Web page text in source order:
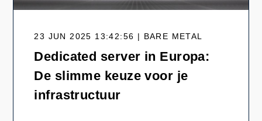
23 JUN 2025 13:42:56 | BARE METAL
Dedicated server in Europa:
De slimme keuze voor je
infrastructuur